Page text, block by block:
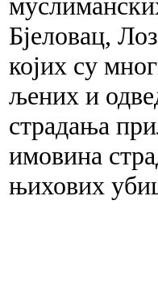
Бјеловац,
којих су
љених и
страдања
имовина
њихових